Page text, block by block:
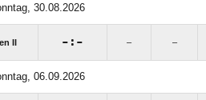
30.08.2026
II  :  – –
06.09.2026